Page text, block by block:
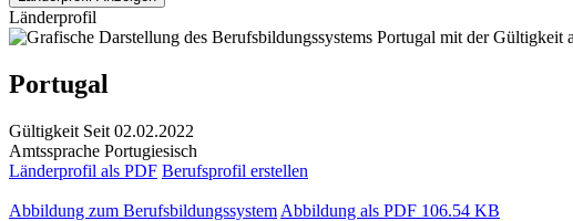
Länderprofil
Portugal
Gültigkeit Seit 02.02.2022
Amtssprache Portugiesisch
Länderprofil als PDF Berufsprofil erstellen
Abbildung zum Berufsbildungssystem Abbildung als PDF 106.54 KB